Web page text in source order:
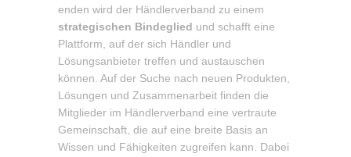
enden wird der Händlerverband zu einem
strategischen Bindeglied und schafft eine
Plattform, auf der sich Händler und
Lösungsanbieter treffen und austauschen
können. Auf der Suche nach neuen Produkten,
Lösungen und Zusammenarbeit finden die
Mitglieder im Händlerverband eine vertraute
Gemeinschaft, die auf eine breite Basis an
Wissen und Fähigkeiten zugreifen kann. Dabei